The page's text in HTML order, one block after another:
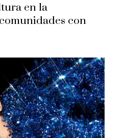
en la
con